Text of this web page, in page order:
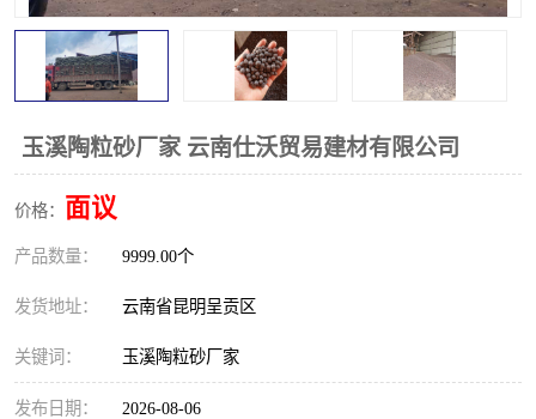
玉溪陶粒砂厂家 云南仕沃贸易建材有限公司
价格： 面议
产品数量： 9999.00个
发货地址： 云南省昆明呈贡区
关键词： 玉溪陶粒砂厂家
发布日期： 2026-08-06